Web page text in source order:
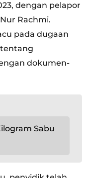
dengan pelapor
Rachmi.
pada dugaan
tentang
dokumen-
Sabu